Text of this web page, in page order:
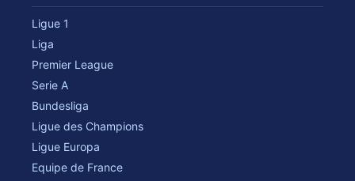
Ligue 1
Liga
Premier League
Serie A
Bundesliga
Ligue des Champions
Ligue Europa
Equipe de France